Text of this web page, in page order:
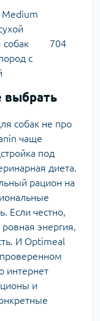
с
704
выбрать
собак не про
чаще
под
диета.
рацион на
Если честно,
энергия,
И Optimeal
интернет
и